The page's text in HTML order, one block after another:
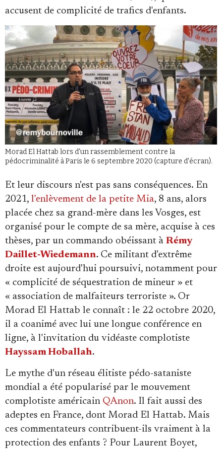
accusent de complicité de trafics d'enfants.
Morad El Hattab lors d'un rassemblement contre la
pédocriminalité à Paris le 6 septembre 2020 (capture d'écran).
Et leur discours n'est pas sans conséquences. En
2021, l'enlèvement de la petite Mia, 8 ans, alors
placée chez sa grand-mère dans les Vosges, est
organisé pour le compte de sa mère, acquise à ces
thèses, par un commando obéissant à Rémy
Daillet-Wiedemann. Ce militant d'extrême
droite est aujourd'hui poursuivi, notamment pour
« complicité de séquestration de mineur » et
« association de malfaiteurs terroriste ». Or
Morad El Hattab le connaît : le 22 octobre 2020,
il a coanimé avec lui une longue conférence en
ligne, à l'invitation du vidéaste complotiste
Hayssam Hoballah.
Le mythe d'un réseau élitiste pédo-sataniste
mondial a été popularisé par le mouvement
complotiste américain QAnon. Il fait aussi des
adeptes en France, dont Morad El Hattab. Mais
ces commentateurs contribuent-ils vraiment à la
protection des enfants ? Pour Laurent Boyet,